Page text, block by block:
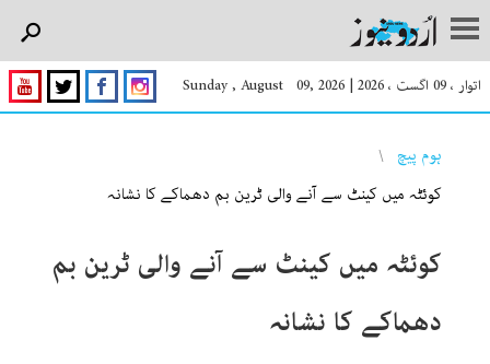
اتوار ، 09 اگست ، 2026 |
Sunday , August 09, 2026
You are here
ہوم پیچ
کوئٹہ میں کینٹ سے آنے والی ٹرین بم دھماکے کا نشانہ
کوئٹہ میں کینٹ سے آنے والی ٹرین بم
دھماکے کا نشانہ